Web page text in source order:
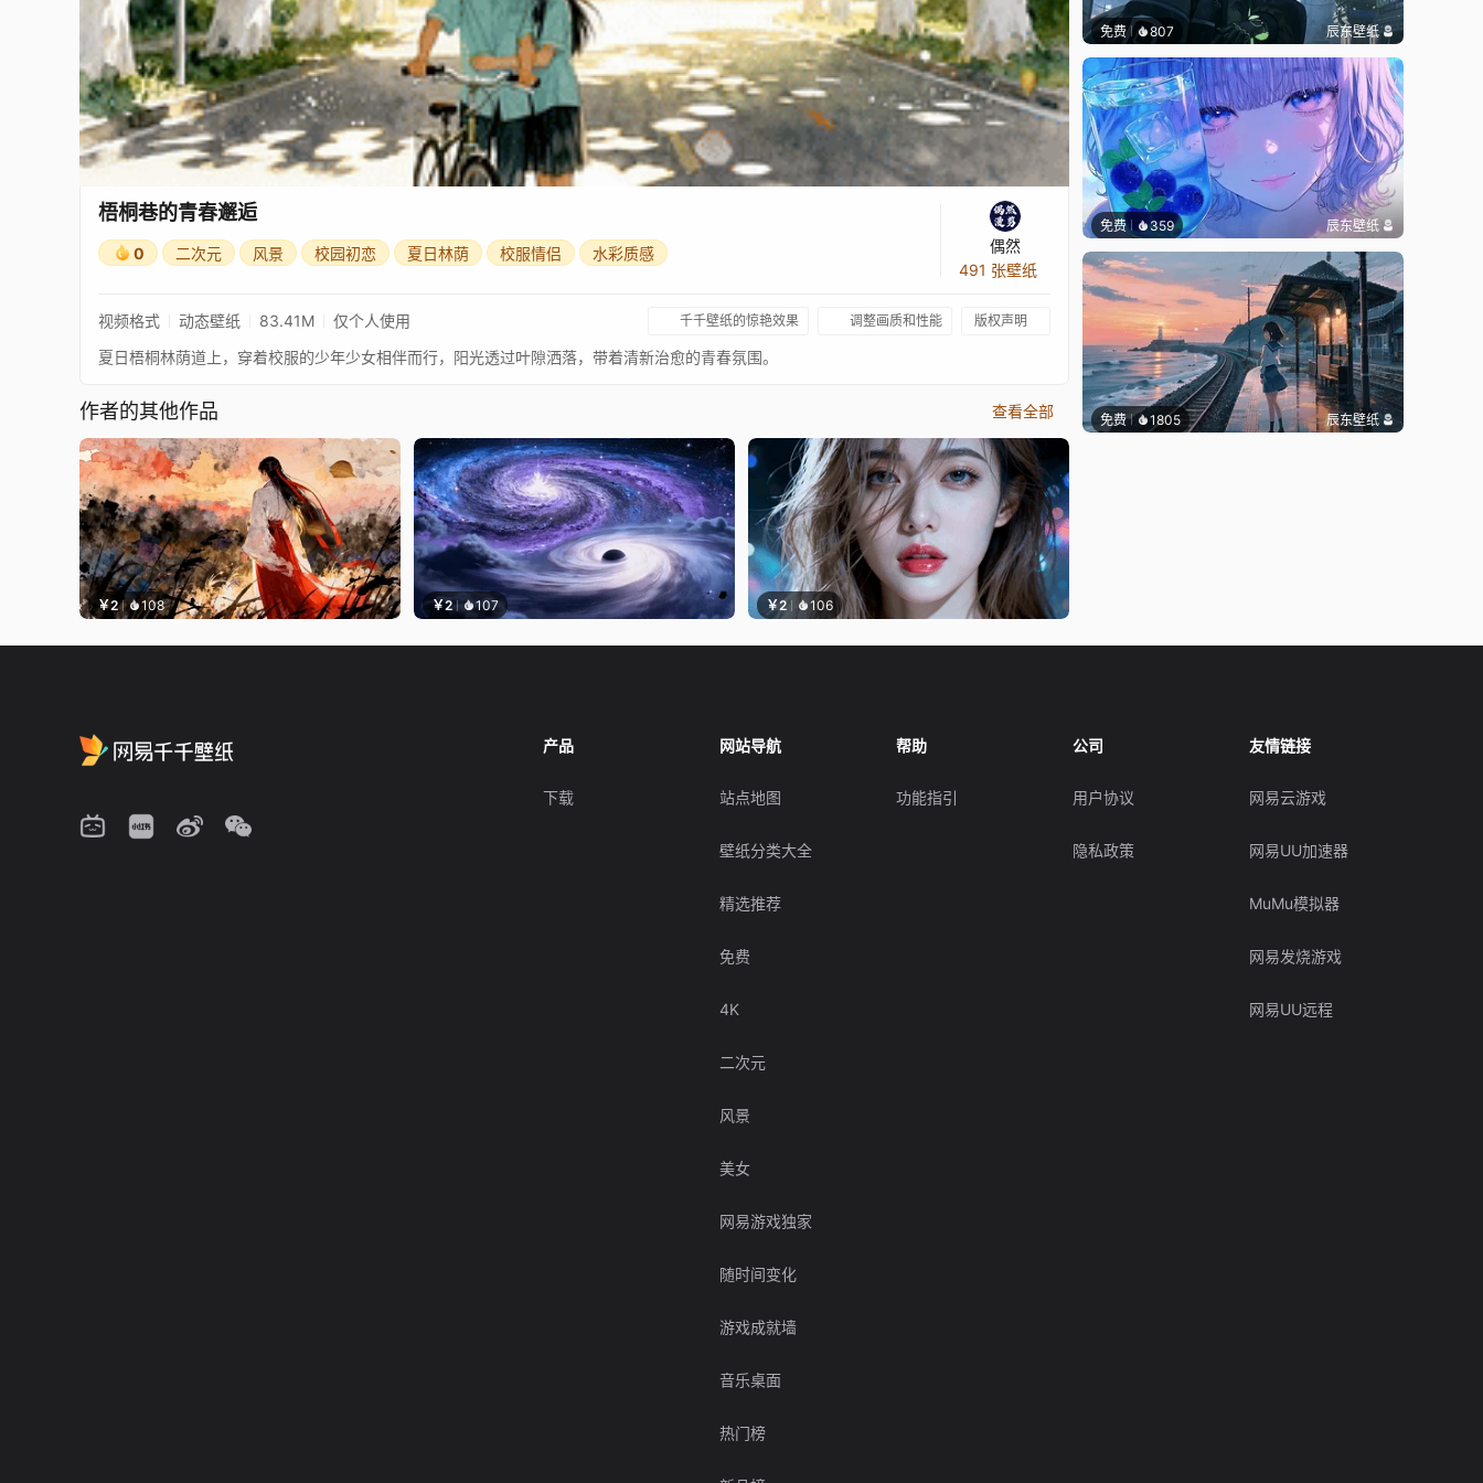
梧桐巷的青春邂逅
0 二次元 风景 校园初恋 夏日林荫 校服情侣 水彩质感
偶然
491 张壁纸
视频格式 动态壁纸 83.41M 仅个人使用 千千壁纸的惊艳效果 调整画质和性能 版权声明
夏日梧桐林荫道上，穿着校服的少年少女相伴而行，阳光透过叶隙洒落，带着清新治愈的青春氛围。
作者的其他作品 查看全部
￥2 108 ￥2 107 ￥2 106
免费 807 辰东壁纸
免费 359 辰东壁纸
免费 1805 辰东壁纸
产品
下载
网站导航
站点地图
壁纸分类大全
精选推荐
免费
4K
二次元
风景
美女
网易游戏独家
随时间变化
游戏成就墙
音乐桌面
热门榜
帮助
功能指引
公司
用户协议
隐私政策
友情链接
网易云游戏
网易UU加速器
MuMu模拟器
网易发烧游戏
网易UU远程